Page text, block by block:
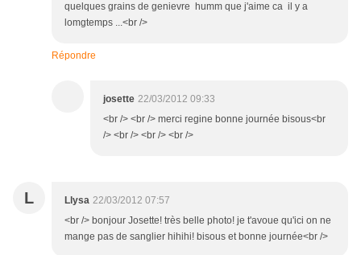
quelques grains de genievre humm que j'aime ca il y a
lomgtemps ...<br />
Répondre
josette 22/03/2012 09:33
<br /> <br /> merci regine bonne journée bisous<br
/> <br /> <br /> <br />
L Llysa 22/03/2012 07:57
<br /> bonjour Josette! très belle photo! je t'avoue qu'ici on ne
mange pas de sanglier hihihi! bisous et bonne journée<br />